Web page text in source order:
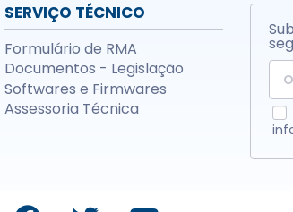
SERVIÇO TÉCNICO
Formulário de RMA
Documentos - Legislação
Softwares e Firmwares
Assessoria Técnica